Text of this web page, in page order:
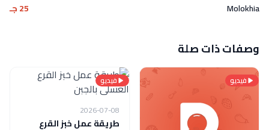
Molokhia
25 جـ
وصفات ذات صلة
فيديو فيديو
2026-07-08
طريقة عمل خبز القرع